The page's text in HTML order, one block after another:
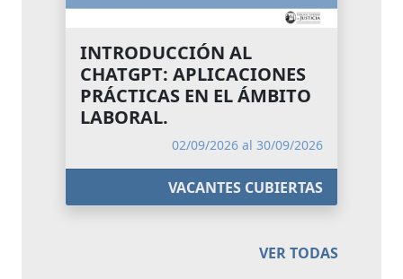
INTRODUCCIÓN AL
CHATGPT: APLICACIONES
PRÁCTICAS EN EL ÁMBITO
LABORAL.
02/09/2026 al 30/09/2026
VACANTES CUBIERTAS
VER TODAS